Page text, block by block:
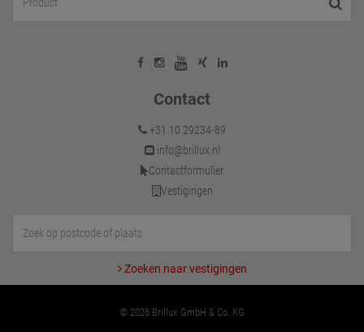
Contact
+31 10 29234-89
info@brillux.nl
Contactformulier
Vestigingen
Zoeken naar vestigingen
© 2026 Brillux GmbH & Co. KG